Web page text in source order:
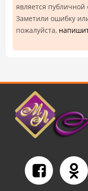
является публичной
Заметили ошибку
пожалуйста,